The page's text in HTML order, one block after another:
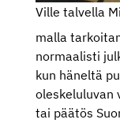
Ville talvella
malla
normaalisti
kun häneltä
oleskeluluvan
tai päätös